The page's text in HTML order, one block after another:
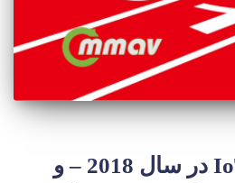
بهترین خبرهای IoT در سال 2018 – و